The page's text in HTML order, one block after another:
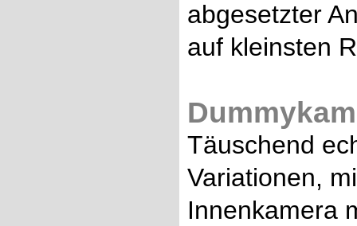
abgesetzter
auf kleinsten
Täuschend
Variationen,
Innenkamera